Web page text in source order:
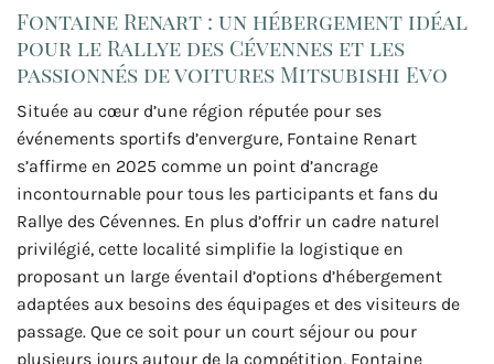
Fontaine Renart : un hébergement idéal
pour le Rallye des Cévennes et les
passionnés de voitures Mitsubishi Evo
Située au cœur d’une région réputée pour ses
événements sportifs d’envergure, Fontaine Renart
s’affirme en 2025 comme un point d’ancrage
incontournable pour tous les participants et fans du
Rallye des Cévennes. En plus d’offrir un cadre naturel
privilégié, cette localité simplifie la logistique en
proposant un large éventail d’options d’hébergement
adaptées aux besoins des équipages et des visiteurs de
passage. Que ce soit pour un court séjour ou pour
plusieurs jours autour de la compétition, Fontaine